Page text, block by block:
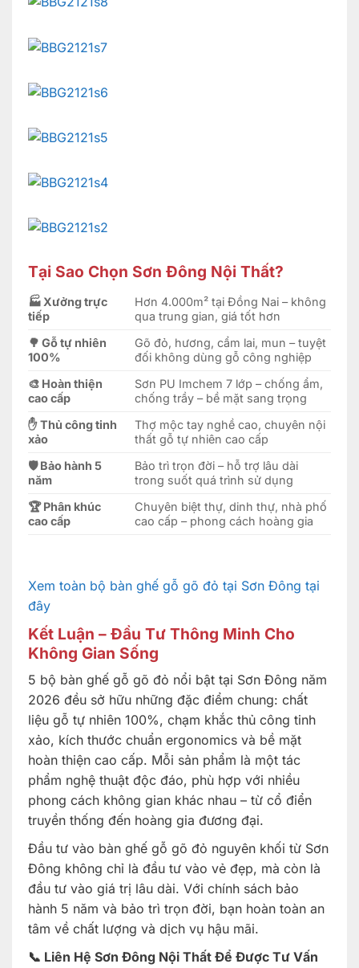
Tại Sao Chọn Sơn Đông Nội Thất?
🏭 Xưởng trực
tiếp
Hơn 4.000m² tại Đồng Nai – không
qua trung gian, giá tốt hơn
🌳 Gỗ tự nhiên
100%
Gõ đỏ, hương, cẩm lai, mun – tuyệt
đối không dùng gỗ công nghiệp
🎨 Hoàn thiện
cao cấp
Sơn PU Imchem 7 lớp – chống ẩm,
chống trầy – bề mặt sang trọng
✋ Thủ công tinh
xảo
Thợ mộc tay nghề cao, chuyên nội
thất gỗ tự nhiên cao cấp
🛡️ Bảo hành 5
năm
Bảo trì trọn đời – hỗ trợ lâu dài
trong suốt quá trình sử dụng
🏆 Phân khúc
cao cấp
Chuyên biệt thự, dinh thự, nhà phố
cao cấp – phong cách hoàng gia
Xem toàn bộ bàn ghế gỗ gõ đỏ tại Sơn Đông tại
đây
Kết Luận – Đầu Tư Thông Minh Cho
Không Gian Sống
5 bộ bàn ghế gỗ gõ đỏ nổi bật tại Sơn Đông năm
2026 đều sở hữu những đặc điểm chung: chất
liệu gỗ tự nhiên 100%, chạm khắc thủ công tinh
xảo, kích thước chuẩn ergonomics và bề mặt
hoàn thiện cao cấp. Mỗi sản phẩm là một tác
phẩm nghệ thuật độc đáo, phù hợp với nhiều
phong cách không gian khác nhau – từ cổ điển
truyền thống đến hoàng gia đương đại.
Đầu tư vào bàn ghế gỗ gõ đỏ nguyên khối từ Sơn
Đông không chỉ là đầu tư vào vẻ đẹp, mà còn là
đầu tư vào giá trị lâu dài. Với chính sách bảo
hành 5 năm và bảo trì trọn đời, bạn hoàn toàn an
tâm về chất lượng và dịch vụ hậu mãi.
📞 Liên Hệ Sơn Đông Nội Thất Để Được Tư Vấn